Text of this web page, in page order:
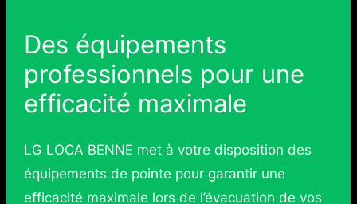
Des équipements
professionnels pour une
efficacité maximale
LG LOCA BENNE met à votre disposition des
équipements de pointe pour garantir une
efficacité maximale lors de l’évacuation de vos